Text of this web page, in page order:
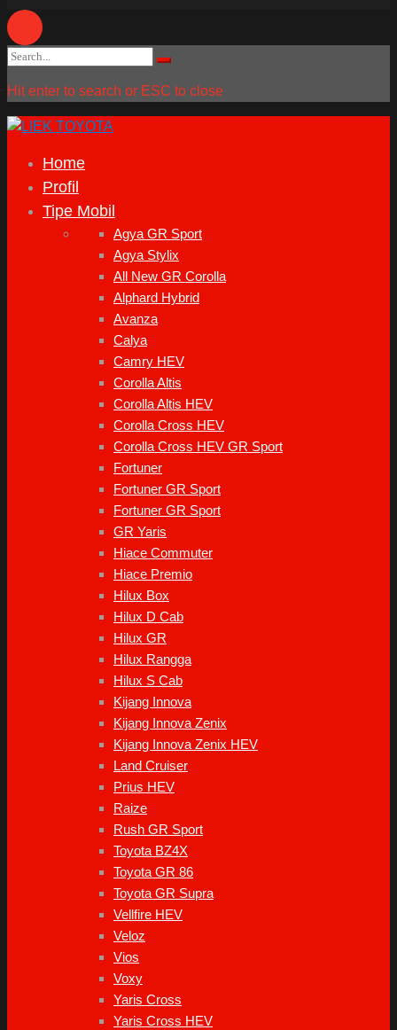
Search
Search
Hit enter to search or ESC to close
Home
Profil
Tipe Mobil
Agya GR Sport
Agya Stylix
All New GR Corolla
Alphard Hybrid
Avanza
Calya
Camry HEV
Corolla Altis
Corolla Altis HEV
Corolla Cross HEV
Corolla Cross HEV GR Sport
Fortuner
Fortuner GR Sport
Fortuner GR Sport
GR Yaris
Hiace Commuter
Hiace Premio
Hilux Box
Hilux D Cab
Hilux GR
Hilux Rangga
Hilux S Cab
Kijang Innova
Kijang Innova Zenix
Kijang Innova Zenix HEV
Land Cruiser
Prius HEV
Raize
Rush GR Sport
Toyota BZ4X
Toyota GR 86
Toyota GR Supra
Vellfire HEV
Veloz
Vios
Voxy
Yaris Cross
Yaris Cross HEV